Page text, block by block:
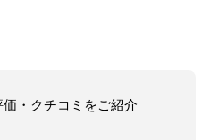
・クチコミをご紹介